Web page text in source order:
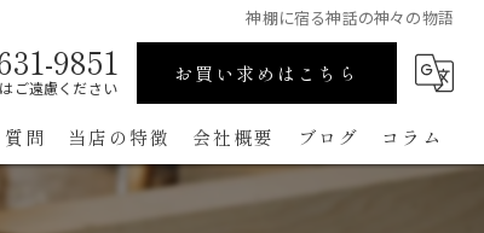
神棚に宿る神話の神々の物語
9851
ご遠慮ください
お買い求めはこちら
問 当店の特徴 会社概要 ブログ コラム